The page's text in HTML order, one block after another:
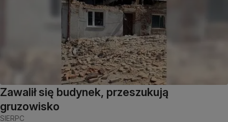
Zawalił się budynek, przeszukują
gruzowisko
SIERPC